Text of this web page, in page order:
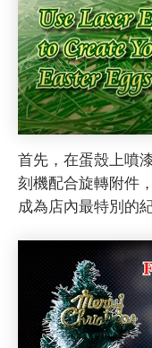
首先，在蛋殼上噴
刻機配合旋轉附件
成為店內最特別的紀